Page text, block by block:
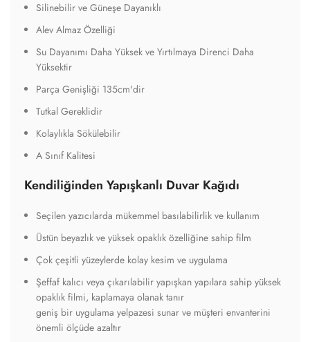
Silinebilir ve Güneşe Dayanıklı
Alev Almaz Özelliği
Su Dayanımı Daha Yüksek ve Yırtılmaya Direnci Daha
Yüksektir
Parça Genişliği 135cm'dir
Tutkal Gereklidir
Kolaylıkla Sökülebilir
A Sınıf Kalitesi
Kendiliğinden Yapışkanlı Duvar Kağıdı
Seçilen yazıcılarda mükemmel basılabilirlik ve kullanım
Üstün beyazlık ve yüksek opaklık özelliğine sahip film
Çok çeşitli yüzeylerde kolay kesim ve uygulama
Şeffaf kalıcı veya çıkarılabilir yapışkan yapılara sahip yüksek
opaklık filmi, kaplamaya olanak tanır
geniş bir uygulama yelpazesi sunar ve müşteri envanterini
önemli ölçüde azaltır